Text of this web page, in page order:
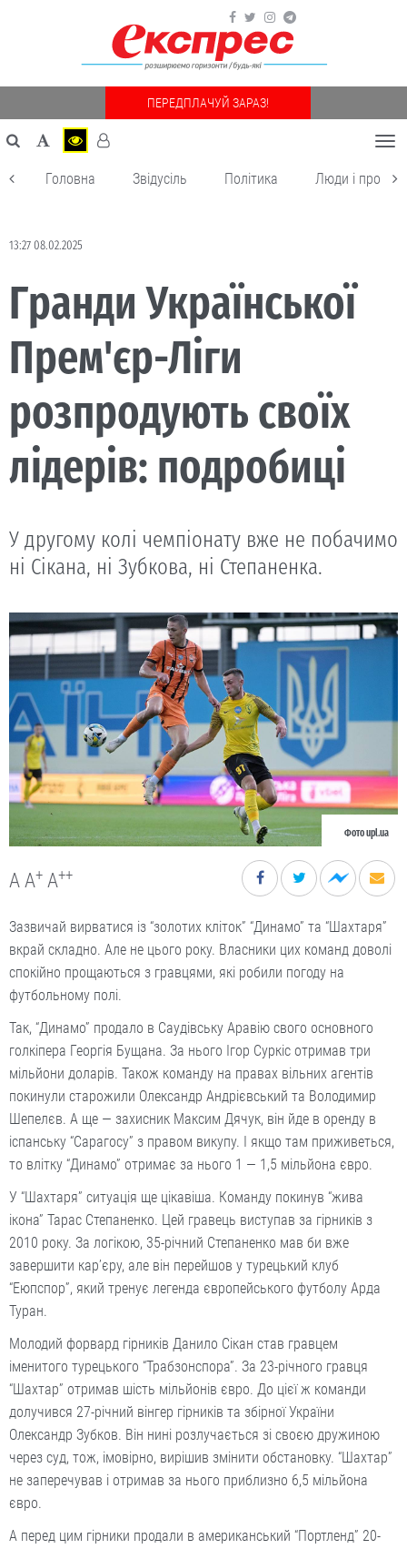
ПЕРЕДПЛАЧУЙ ЗАРАЗ!
Головна Звідусіль Політика Люди і
13:27 08.02.2025
Гранди Української
Прем'єр-Ліги
розпродують своїх
лідерів: подробиці
У другому колі чемпіонату вже не побачимо
ні Сікана, ні Зубкова, ні Степаненка.
Фото upl.ua
A A+ A++
Зазвичай вирватися із “золотих кліток” “Динамо” та “Шахтаря”
вкрай складно. Але не цього року. Власники цих команд доволі
спокійно прощаються з гравцями, які робили погоду на
футбольному полі.
Так, “Динамо” продало в Саудівську Аравію свого основного
голкіпера Георгія Бущана. За нього Ігор Суркіс отримав три
мільйони доларів. Також команду на правах вільних агентів
покинули старожили Олександр Андрієвський та Володимир
Шепелєв. А ще — захисник Максим Дячук, він йде в оренду в
іспанську “Сарагосу” з правом викупу. І якщо там приживеться,
то влітку “Динамо” отримає за нього 1 — 1,5 мільйона євро.
У “Шахтаря” ситуація ще цікавіша. Команду покинув “жива
ікона” Тарас Степаненко. Цей гравець виступав за гірників з
2010 року. За логікою, 35-річний Степаненко мав би вже
завершити кар’єру, але він перейшов у турецький клуб
“Еюпспор”, який тренує легенда європейського футболу Арда
Туран.
Молодий форвард гірників Данило Сікан став гравцем
іменитого турецького “Трабзонспора”. За 23-річного гравця
“Шахтар” отримав шість мільйонів євро. До цієї ж команди
долучився 27-річний вінгер гірників та збірної України
Олександр Зубков. Він нині розлучається зі своєю дружиною
через суд, тож, імовірно, вирішив змінити обстановку. “Шахтар”
не заперечував і отримав за нього приблизно 6,5 мільйона
євро.
А перед цим гірники продали в американський “Портленд” 20-